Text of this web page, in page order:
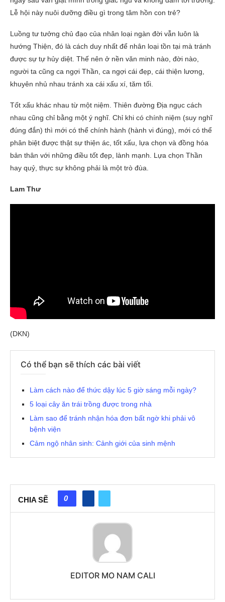
Lễ hội này nuôi dưỡng điều gì trong tâm hồn con trẻ?
Luồng tư tưởng chủ đạo của nhân loại ngàn đời vẫn luôn là
hướng Thiện, đó là cách duy nhất để nhân loại tồn tại mà tránh
được sự tự hủy diệt. Thế nên ở nền văn minh nào, đời nào,
người ta cũng ca ngợi Thần, ca ngợi cái đẹp, cái thiện lương,
khuyên nhủ nhau tránh xa cái xấu xí, tăm tối.
Tốt xấu khác nhau từ một niệm. Thiên đường Địa ngục cách
nhau cũng chỉ bằng một ý nghĩ. Chỉ khi có chính niệm (suy nghĩ
đúng đắn) thì mới có thể chính hành (hành vi đúng), mới có thể
phân biệt được thật sự thiện ác, tốt xấu, lựa chọn và đồng hóa
bản thân với những điều tốt đẹp, lành mạnh. Lựa chọn Thần
hay quỷ, thực sự không phải là một trò đùa.
Lam Thư
(DKN)
Có thể bạn sẽ thích các bài viết
Làm cách nào để thức dậy lúc 5 giờ sáng mỗi ngày?
5 loại cây ăn trái trồng được trong nhà
Làm sao để tránh nhận hóa đơn bất ngờ khi phải vô
bệnh viện
Cảm ngộ nhân sinh: Cảnh giới của sinh mệnh
CHIA SẼ 0
EDITOR MO NAM CALI